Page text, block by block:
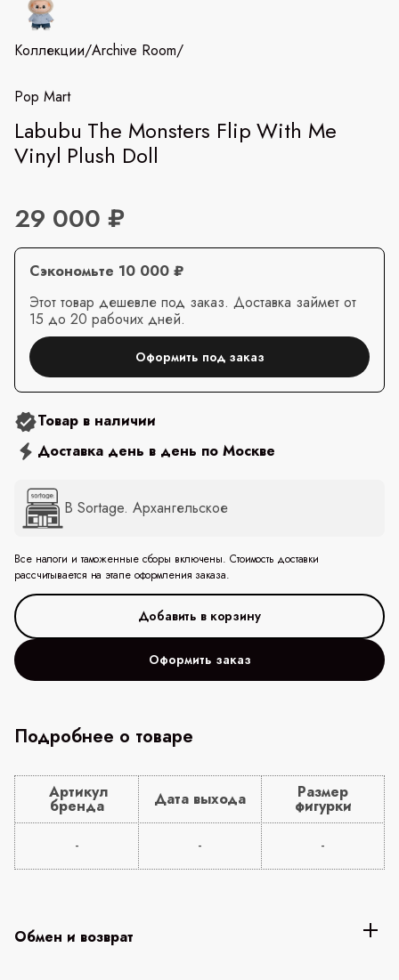
Коллекции/Archive Room/
Pop Mart
Labubu The Monsters Flip With Me
Vinyl Plush Doll
29 000 ₽
Сэкономьте 10 000 ₽
Этот товар дешевле под заказ. Доставка займет от
15 до 20 рабочих дней.
Оформить под заказ
Товар в наличии
Доставка день в день по Москве
В Sortage. Архангельское
Все налоги и таможенные сборы включены. Стоимость доставки
рассчитывается на этапе оформления заказа.
Оформить заказ
Подробнее о товаре
Артикул
бренда Дата выхода Размер
фигурки
-
- -
Обмен и возврат